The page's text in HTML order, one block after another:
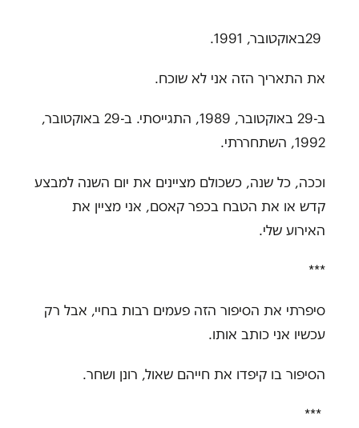
.
את התאריך הזה אני לא שוכח.
ב-29 באוקטובר, 1989, התגייסתי. ב-29 באוקטובר,
1992, השתחררתי
.
וככה, כל שנה, כשכולם מציינים את יום השנה למבצע
קדש או את הטבח בכפר קאסם, אני מציין את
האירוע שלי.
***
סיפרתי את הסיפור הזה פעמים רבות בחיי, אבל רק
עכשיו אני כותב אותו.
הסיפור בו קיפדו את חייהם שאול, רונן ושחר.
***